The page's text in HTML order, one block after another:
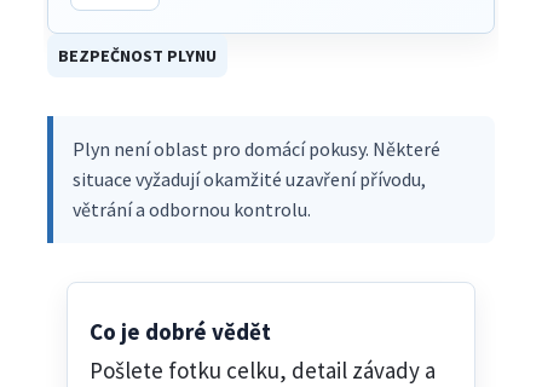
BEZPEČNOST PLYNU
Plyn není oblast pro domácí pokusy. Některé
situace vyžadují okamžité uzavření přívodu,
větrání a odbornou kontrolu.
Co je dobré vědět
Pošlete fotku celku, detail závady a